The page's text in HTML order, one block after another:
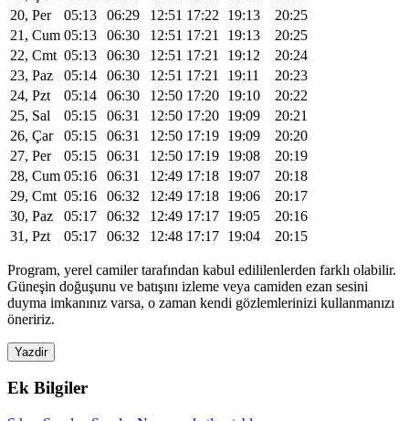
20, Per
05:13 06:29 12:51 17:22 19:13
20:25
21, Cum 05:13 06:30 12:51 17:21 19:13
20:25
22, Cmt 05:13 06:30 12:51 17:21 19:12
20:24
23, Paz
05:14 06:30 12:51 17:21 19:11
20:23
24, Pzt
05:14 06:30 12:50 17:20 19:10
20:22
25, Sal
05:15 06:31 12:50 17:20 19:09
20:21
26, Çar
05:15 06:31 12:50 17:19 19:09
20:20
27, Per
05:15 06:31 12:50 17:19 19:08
20:19
28, Cum 05:16 06:31 12:49 17:18 19:07
20:18
29, Cmt 05:16 06:32 12:49 17:18 19:06
20:17
30, Paz
05:17 06:32 12:49 17:17 19:05
20:16
31, Pzt
05:17 06:32 12:48 17:17 19:04 20:15
Program, yerel camiler tarafından kabul edililenlerden farklı olabilir.
Güneşin doğuşunu ve batışını izleme veya camiden ezan sesini
duyma imkanınız varsa, o zaman kendi gözlemlerinizi kullanmanızı
öneririz.
Yazdir
Ek Bilgiler